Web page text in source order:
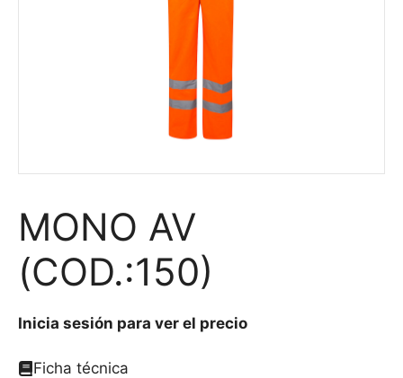
MONO AV
(COD.:150)
Inicia sesión para ver el precio
Ficha técnica